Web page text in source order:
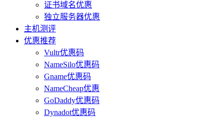
证书域名优惠
独立服务器优惠
主机测评
优惠推荐
Vultr优惠码
NameSilo优惠码
Gname优惠码
NameCheap优惠
GoDaddy优惠码
Dynadot优惠码